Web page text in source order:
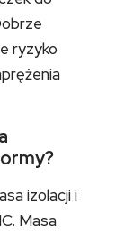
ryzyko
izolacji i
Masa